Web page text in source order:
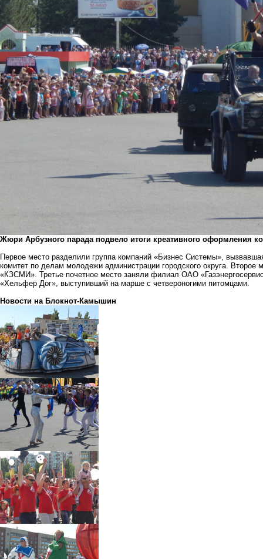
Жюри Арбузного парада подвело итоги креативного оформления
Первое место разделили группа компаний «Бизнес Системы»,
комитет по делам молодежи администрации городского округа.
«КЗСМИ». Третье почетное место заняли филиал ОАО
«Хельфер Дог», выступивший на марше с четвероногими питомцами.
Новости на Блoкнoт-Камышин